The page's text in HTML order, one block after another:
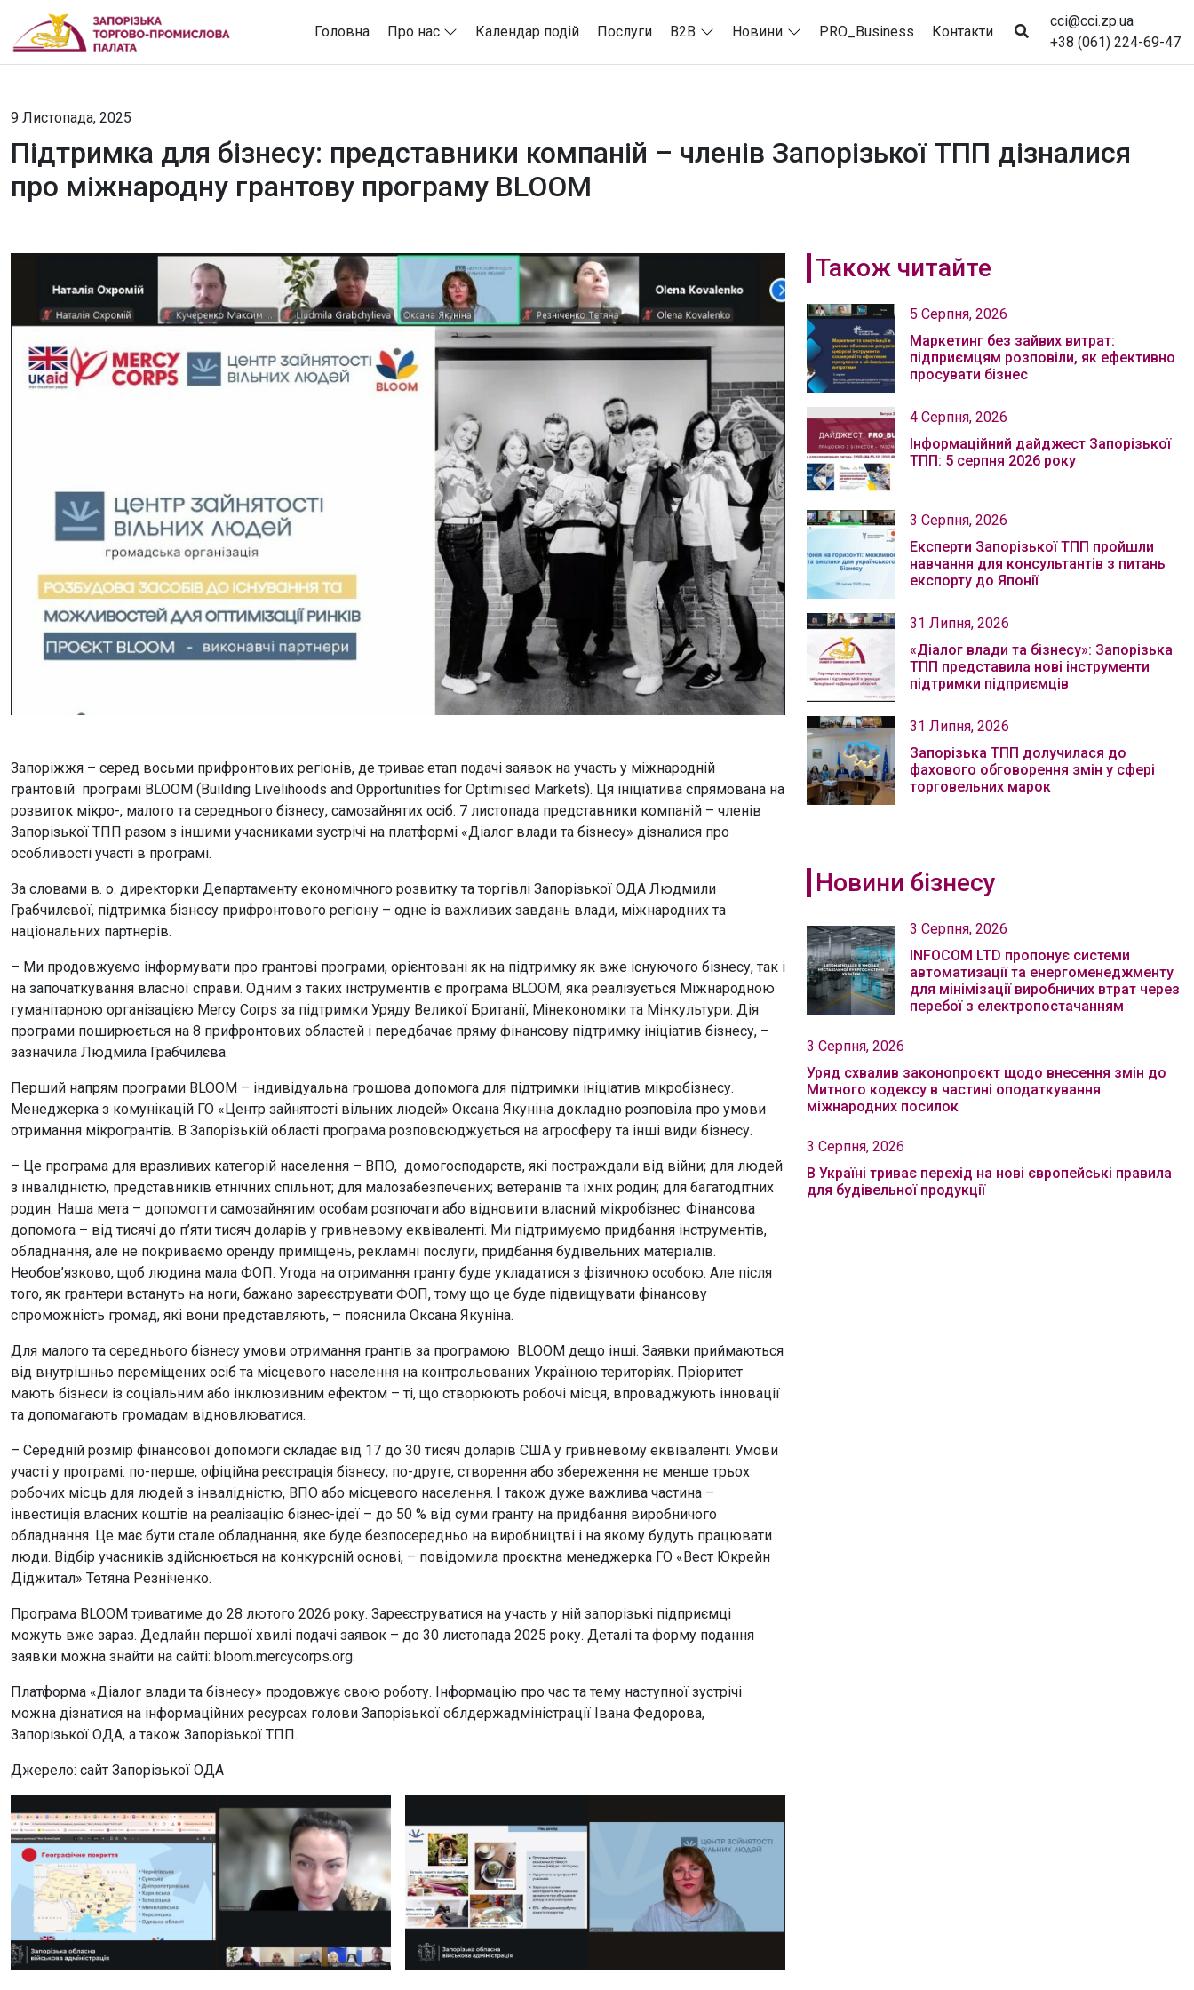
Головна Про нас Календар подій Послуги B2B Новини PRO_Business Контакти
cci@cci.zp.ua
+38 (061) 224-69-47
9 Листопада, 2025
Підтримка для бізнесу: представники компаній – членів Запорізької ТПП дізналися
про міжнародну грантову програму BLOOM
Запоріжжя – серед восьми прифронтових регіонів, де триває етап подачі заявок на участь у міжнародній
грантовій програмі BLOOM (Building Livelihoods and Opportunities for Optimised Markets). Ця ініціатива спрямована на
розвиток мікро-, малого та середнього бізнесу, самозайнятих осіб. 7 листопада представники компаній – членів
Запорізької ТПП разом з іншими учасниками зустрічі на платформі «Діалог влади та бізнесу» дізналися про
особливості участі в програмі.
За словами в. о. директорки Департаменту економічного розвитку та торгівлі Запорізької ОДА Людмили
Грабчилєвої, підтримка бізнесу прифронтового регіону – одне із важливих завдань влади, міжнародних та
національних партнерів.
– Ми продовжуємо інформувати про грантові програми, орієнтовані як на підтримку як вже існуючого бізнесу, так і
на започаткування власної справи. Одним з таких інструментів є програма BLOOM, яка реалізується Міжнародною
гуманітарною організацією Mercy Corps за підтримки Уряду Великої Британії, Мінекономіки та Мінкультури. Дія
програми поширюється на 8 прифронтових областей і передбачає пряму фінансову підтримку ініціатив бізнесу, –
зазначила Людмила Грабчилєва.
Перший напрям програми BLOOM – індивідуальна грошова допомога для підтримки ініціатив мікробізнесу.
Менеджерка з комунікацій ГО «Центр зайнятості вільних людей» Оксана Якуніна докладно розповіла про умови
отримання мікрогрантів. В Запорізькій області програма розповсюджується на агросферу та інші види бізнесу.
– Це програма для вразливих категорій населення – ВПО, домогосподарств, які постраждали від війни; для людей
з інвалідністю, представників етнічних спільнот; для малозабезпечених; ветеранів та їхніх родин; для багатодітних
родин. Наша мета – допомогти самозайнятим особам розпочати або відновити власний мікробізнес. Фінансова
допомога – від тисячі до п’яти тисяч доларів у гривневому еквіваленті. Ми підтримуємо придбання інструментів,
обладнання, але не покриваємо оренду приміщень, рекламні послуги, придбання будівельних матеріалів.
Необов’язково, щоб людина мала ФОП. Угода на отримання гранту буде укладатися з фізичною особою. Але після
того, як грантери встануть на ноги, бажано зареєструвати ФОП, тому що це буде підвищувати фінансову
спроможність громад, які вони представляють, – пояснила Оксана Якуніна.
Для малого та середнього бізнесу умови отримання грантів за програмою BLOOM дещо інші. Заявки приймаються
від внутрішньо переміщених осіб та місцевого населення на контрольованих Україною територіях. Пріоритет
мають бізнеси із соціальним або інклюзивним ефектом – ті, що створюють робочі місця, впроваджують інновації
та допомагають громадам відновлюватися.
– Середній розмір фінансової допомоги складає від 17 до 30 тисяч доларів США у гривневому еквіваленті. Умови
участі у програмі: по-перше, офіційна реєстрація бізнесу; по-друге, створення або збереження не менше трьох
робочих місць для людей з інвалідністю, ВПО або місцевого населення. І також дуже важлива частина –
інвестиція власних коштів на реалізацію бізнес-ідеї – до 50 % від суми гранту на придбання виробничого
обладнання. Це має бути стале обладнання, яке буде безпосередньо на виробництві і на якому будуть працювати
люди. Відбір учасників здійснюється на конкурсній основі, – повідомила проєктна менеджерка ГО «Вест Юкрейн
Діджитал» Тетяна Резніченко.
Програма BLOOM триватиме до 28 лютого 2026 року. Зареєструватися на участь у ній запорізькі підприємці
можуть вже зараз. Дедлайн першої хвилі подачі заявок – до 30 листопада 2025 року. Деталі та форму подання
заявки можна знайти на сайті: bloom.mercycorps.org.
Платформа «Діалог влади та бізнесу» продовжує свою роботу. Інформацію про час та тему наступної зустрічі
можна дізнатися на інформаційних ресурсах голови Запорізької облдержадміністрації Івана Федорова,
Запорізької ОДА, а також Запорізької ТПП.
Джерело: сайт Запорізької ОДА
Також читайте
5 Серпня, 2026
Маркетинг без зайвих витрат:
підприємцям розповіли, як ефективно
просувати бізнес
4 Серпня, 2026
Інформаційний дайджест Запорізької
ТПП: 5 серпня 2026 року
3 Серпня, 2026
Експерти Запорізької ТПП пройшли
навчання для консультантів з питань
експорту до Японії
31 Липня, 2026
«Діалог влади та бізнесу»: Запорізька
ТПП представила нові інструменти
підтримки підприємців
31 Липня, 2026
Запорізька ТПП долучилася до
фахового обговорення змін у сфері
торговельних марок
Новини бізнесу
3 Серпня, 2026
INFOCOM LTD пропонує системи
автоматизації та енергоменеджменту
для мінімізації виробничих втрат через
перебої з електропостачанням
3 Серпня, 2026
Уряд схвалив законопроєкт щодо внесення змін до
Митного кодексу в частині оподаткування
міжнародних посилок
3 Серпня, 2026
В Україні триває перехід на нові європейські правила
для будівельної продукції